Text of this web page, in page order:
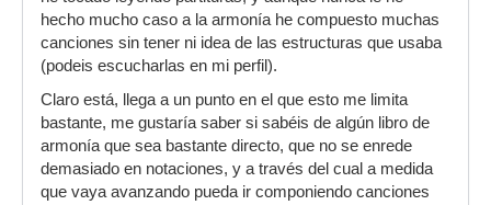
hecho mucho caso a la armonía he compuesto muchas
canciones sin tener ni idea de las estructuras que usaba
(podeis escucharlas en mi perfil).
Claro está, llega a un punto en el que esto me limita
bastante, me gustaría saber si sabéis de algún libro de
armonía que sea bastante directo, que no se enrede
demasiado en notaciones, y a través del cual a medida
que vaya avanzando pueda ir componiendo canciones